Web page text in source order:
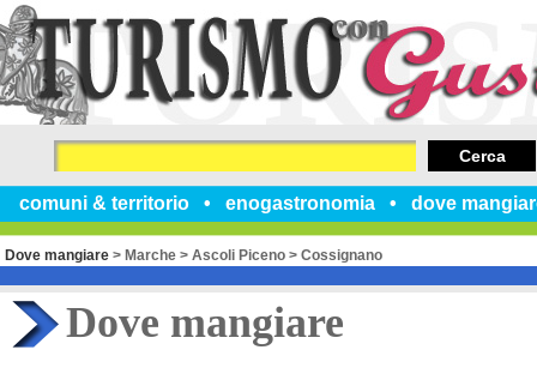
comuni & territorio enogastronomia dove
Cerca
Dove mangiare > Marche > Ascoli Piceno > Cossignano
Dove mangiare